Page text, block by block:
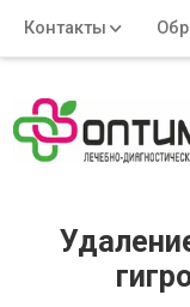
Контакты
Адрес: